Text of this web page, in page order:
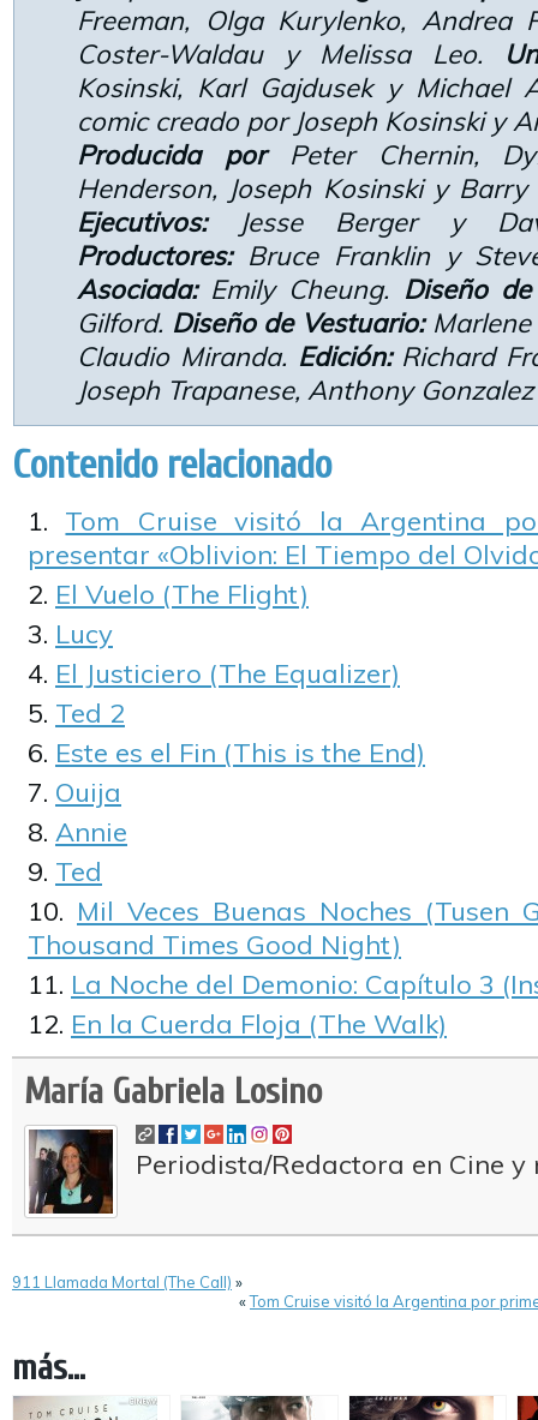
Freeman, Olga Kurylenko, Andrea
Coster-Waldau y Melissa Leo.
Kosinski, Karl Gajdusek y Michael
comic creado por Joseph Kosinski y
Producida porPeter Chernin,
Henderson, Joseph Kosinski y
Ejecutivos:Jesse Berger y
Productores:Bruce Franklin y
Asociada:Emily Cheung. Diseño
Gilford. Diseño de Vestuario:
Claudio Miranda. Edición:Richard
Joseph Trapanese, Anthony
Contenido relacionado
Tom Cruise visitó la Argentina
presentar «Oblivion: El Tiempo del
El Vuelo (The Flight)
Lucy
El Justiciero (The Equalizer)
Ted 2
Este es el Fin (This is the End)
Ouija
Annie
Ted
Mil Veces Buenas Noches (Tusen
Thousand Times Good Night)
La Noche del Demonio: Capítulo 3
En la Cuerda Floja (The Walk)
María Gabriela Losino
Periodista/Redactora en Cine y
911 Llamada Mortal (The Call) »
«Tom Cruise visitó la Argentina por
más...